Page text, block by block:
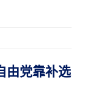
由党靠补选